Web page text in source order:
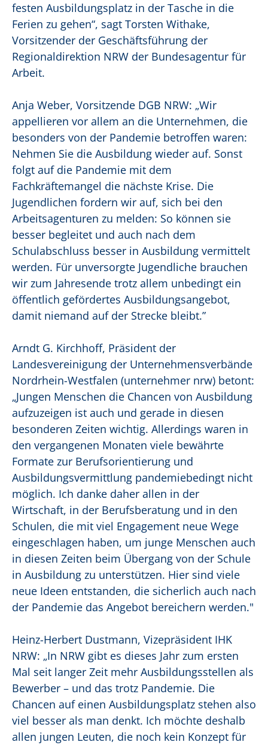
festen Ausbildungsplatz in der Tasche in die
Ferien zu gehen“, sagt Torsten Withake,
Vorsitzender der Geschäftsführung der
Regionaldirektion NRW der Bundesagentur für
Arbeit.
Anja Weber, Vorsitzende DGB NRW: „Wir
appellieren vor allem an die Unternehmen, die
besonders von der Pandemie betroffen waren:
Nehmen Sie die Ausbildung wieder auf. Sonst
folgt auf die Pandemie mit dem
Fachkräftemangel die nächste Krise. Die
Jugendlichen fordern wir auf, sich bei den
Arbeitsagenturen zu melden: So können sie
besser begleitet und auch nach dem
Schulabschluss besser in Ausbildung vermittelt
werden. Für unversorgte Jugendliche brauchen
wir zum Jahresende trotz allem unbedingt ein
öffentlich gefördertes Ausbildungsangebot,
damit niemand auf der Strecke bleibt.”
Arndt G. Kirchhoff, Präsident der
Landesvereinigung der Unternehmensverbände
Nordrhein-Westfalen (unternehmer nrw) betont:
„Jungen Menschen die Chancen von Ausbildung
aufzuzeigen ist auch und gerade in diesen
besonderen Zeiten wichtig. Allerdings waren in
den vergangenen Monaten viele bewährte
Formate zur Berufsorientierung und
Ausbildungsvermittlung pandemiebedingt nicht
möglich. Ich danke daher allen in der
Wirtschaft, in der Berufsberatung und in den
Schulen, die mit viel Engagement neue Wege
eingeschlagen haben, um junge Menschen auch
in diesen Zeiten beim Übergang von der Schule
in Ausbildung zu unterstützen. Hier sind viele
neue Ideen entstanden, die sicherlich auch nach
der Pandemie das Angebot bereichern werden."
Heinz-Herbert Dustmann, Vizepräsident IHK
NRW: „In NRW gibt es dieses Jahr zum ersten
Mal seit langer Zeit mehr Ausbildungsstellen als
Bewerber – und das trotz Pandemie. Die
Chancen auf einen Ausbildungsplatz stehen also
viel besser als man denkt. Ich möchte deshalb
allen jungen Leuten, die noch kein Konzept für